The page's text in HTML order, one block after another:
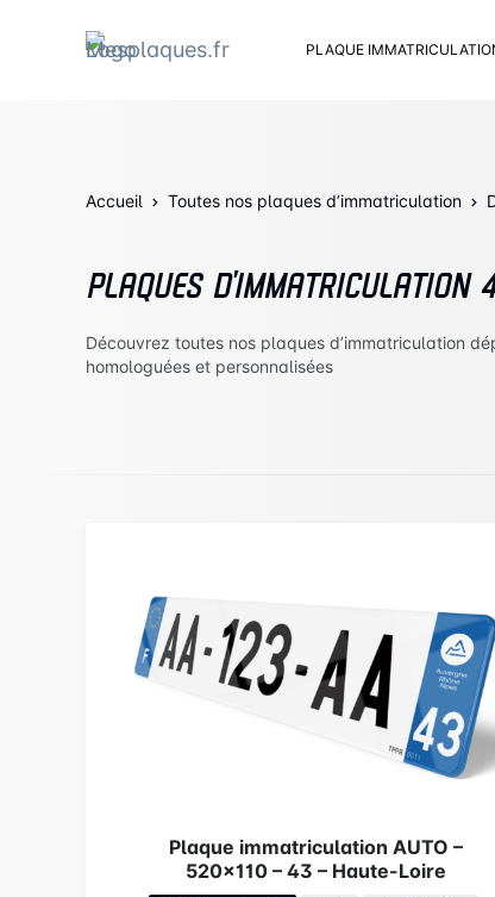
PLAQUE
Accueil Toutes nos plaques d’immatriculation
PLAQUES
Découvrez toutes nos plaques d’immatriculation
homologuées et personnalisées
Plaque immatriculation AUTO –
520×110 – 43 – Haute-Loire